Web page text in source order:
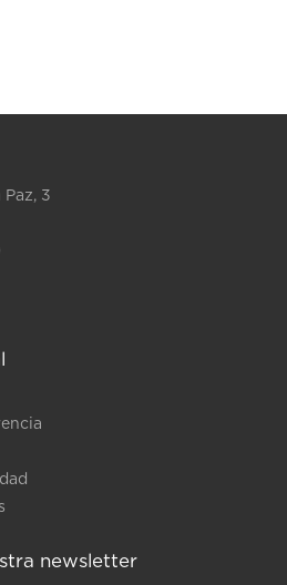
3
newsletter